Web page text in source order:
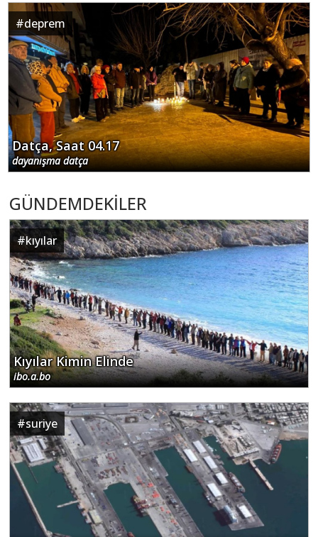
#deprem
Datça, Saat 04.17
dayanışma datça
GÜNDEMDEKİLER
#kıyılar
Kıyılar Kimin Elinde
ibo.a.bo
#suriye